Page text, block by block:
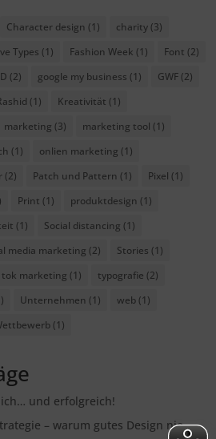
Character design (1) charity (3)
Types (1) Fashion Week (1) Font (2)
(2) google my business (1) GWF (2)
(1) Kreativität (1)
marketing (3) marketing tool (1)
(1) onlien marketing (1)
(2) Patch und Pattern (1) Pixel (1)
Print (1) produktdesign (1)
(1) Social distancing (1)
media marketing (2) Stories (1)
marketing (1) typografie (2)
Unternehmen (1) web (1)
(1)
und erfolgreich!
– warum gutes Design nie